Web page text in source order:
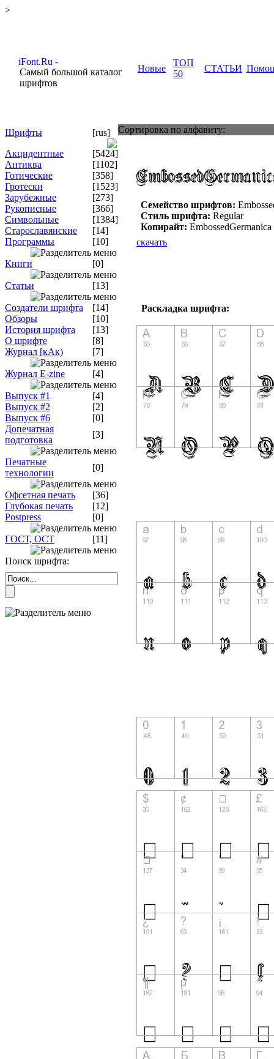
>
Самый большой каталог
шрифтов
Новые
ТОП
50
СТАТЬИ
Шрифты
[rus]
Акцидентные
[5424]
Антиква
[1102]
Готические
[358]
Гротески
[1523]
Зарубежные
[273]
Рукописные
[366]
Символьные
[1384]
Старославянские
[14]
Программы
[10]
Книги [0]
Статьи [13]
Создатели шрифта
[14]
Обзоры
[10]
История шрифта
[13]
О шрифте
[8]
Журнал [кАк)
[7]
Журнал E-zine [4]
Выпуск #1
[4]
Выпуск #2
[2]
Выпуск #6
[0]
Допечатная
подготовка
[3]
Печатные
технологии
[0]
Офсетная печать
[36]
Глубокая печать
[12]
Postpress
[0]
ГОСТ, ОСТ [11]
Поиск шрифта:
Сортировка по алфавиту:
Семейство шрифтов:
Стиль шрифта: Regular
Копирайт:
скачать
Раскладка шрифта: